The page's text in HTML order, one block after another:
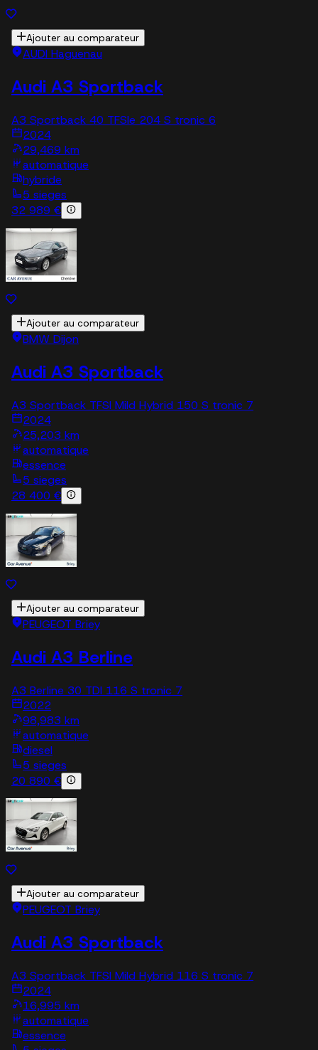
Ajouter au comparateur
AUDI Haguenau
Audi A3 Sportback
A3 Sportback 40 TFSIe 204 S tronic 6
2024
29,469 km
automatique
hybride
5 sieges
32 989 €
Ajouter au comparateur
BMW Dijon
Audi A3 Sportback
A3 Sportback TFSI Mild Hybrid 150 S tronic 7
2024
25,203 km
automatique
essence
5 sieges
28 400 €
Ajouter au comparateur
PEUGEOT Briey
Audi A3 Berline
A3 Berline 30 TDI 116 S tronic 7
2022
98,983 km
automatique
diesel
5 sieges
20 890 €
Ajouter au comparateur
PEUGEOT Briey
Audi A3 Sportback
A3 Sportback TFSI Mild Hybrid 116 S tronic 7
2024
16,995 km
automatique
essence